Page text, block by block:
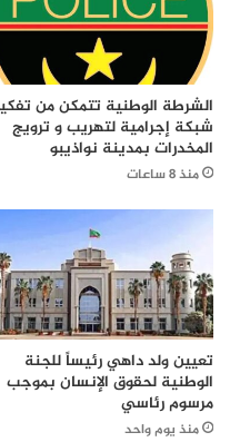
الشرطة الوطنية تتمكن من
شبكة إجرامية لتهريب و ترويج
المخدرات بمدينة نواذيبو
منذ 8 ساعات
تعيين ولد داهي رئيساً للجنة
الوطنية لحقوق الإنسان بموجب
مرسوم رئاسي
منذ يوم واحد